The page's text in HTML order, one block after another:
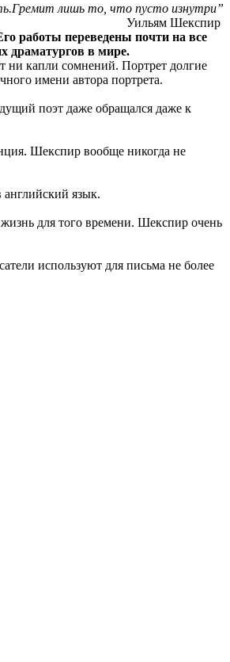
лишь то, что пусто изнутри”
Уильям Шекспир
работы переведены почти на все
драматургов в мире.
ни капли сомнений. Портрет долгие
имени автора портрета.
поэт даже обращался даже к
Шекспир вообще никогда не
язык.
для того времени. Шекспир очень
используют для письма не более